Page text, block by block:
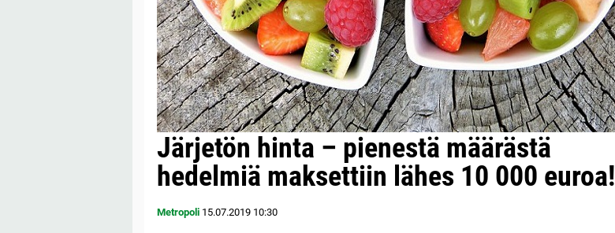
Järjetön hinta – pienestä määrästä
hedelmiä maksettiin lähes 10 000 euroa!
Metropoli 15.07.2019 10:30